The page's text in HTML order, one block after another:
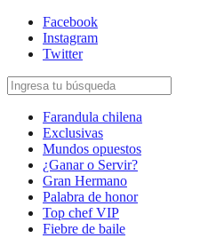
Facebook
Instagram
Twitter
Farandula chilena
Exclusivas
Mundos opuestos
¿Ganar o Servir?
Gran Hermano
Palabra de honor
Top chef VIP
Fiebre de baile